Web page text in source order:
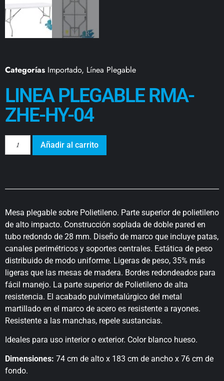
Categorías Importado, Línea Plegable
LINEA PLEGABLE RMA-
ZHE-HY-04
Añadir al carrito
Mesa plegable sobre Polietileno. Parte superior de polietileno
de alto impacto. Construcción soplada de doble pared en
tubo redondo de 28 mm. Diseño de marco que incluye patas,
canales perimétricos y soportes centrales. Estática de peso
distribuido de modo uniforme. Ligeras de peso, 35% más
ligeras que las mesas de madera. Bordes redondeados para
fácil manejo. La parte superior de Polietileno de alta
resistencia. El acabado pulvimetalúrgico del metal
martillado en el marco de acero es resistente a rayones.
Resistente a las manchas, repele sustancias.
Ideales para uso interior o exterior. Color blanco hueso.
Dimensiones: 74 cm de alto x 183 cm de ancho x 76 cm de
fondo.